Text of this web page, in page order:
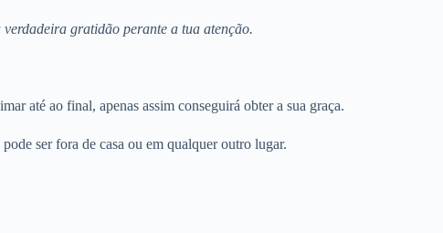
gratidão perante a tua atenção.
até ao final, apenas assim conseguirá obter a sua graça.
ser fora de casa ou em qualquer outro lugar.